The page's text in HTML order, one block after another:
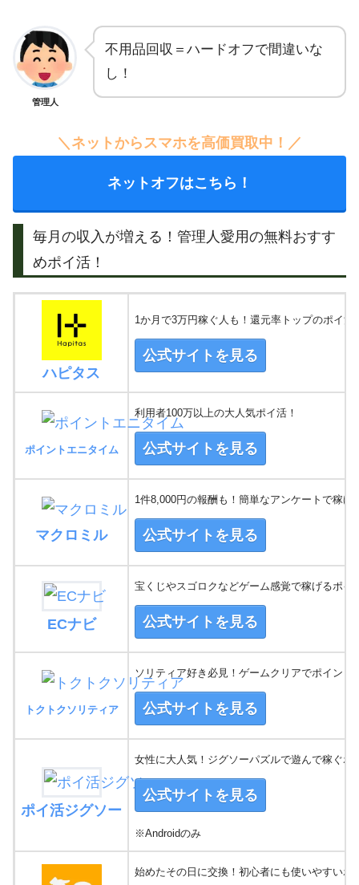
管理人
不用品回収＝ハードオフで間違いな
し！
＼ネットからスマホを高価買取中！／
ネットオフはこちら！
毎月の収入が増える！管理人愛用の無料おすす
めポイ活！
ハピタス
1か月で3万円稼ぐ人も！還元率トップのポイ活
公式サイトを見る
ポイントエニタイム
利用者100万以上の大人気ポイ活！
公式サイトを見る
マクロミル
1件8,000円の報酬も！簡単なアンケートで稼げ
公式サイトを見る
ECナビ
宝くじやスゴロクなどゲーム感覚で稼げるポイ
公式サイトを見る
トクトクソリティア
ソリティア好き必見！ゲームクリアでポイント
公式サイトを見る
ポイ活ジグソー
女性に大人気！ジグソーパズルで遊んで稼ぐポ
公式サイトを見る
※Androidのみ
始めたその日に交換！初心者にも使いやすいポ